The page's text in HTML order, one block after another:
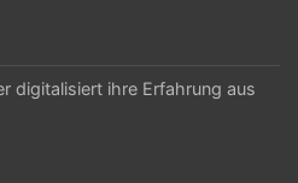
digitalisiert ihre Erfahrung aus